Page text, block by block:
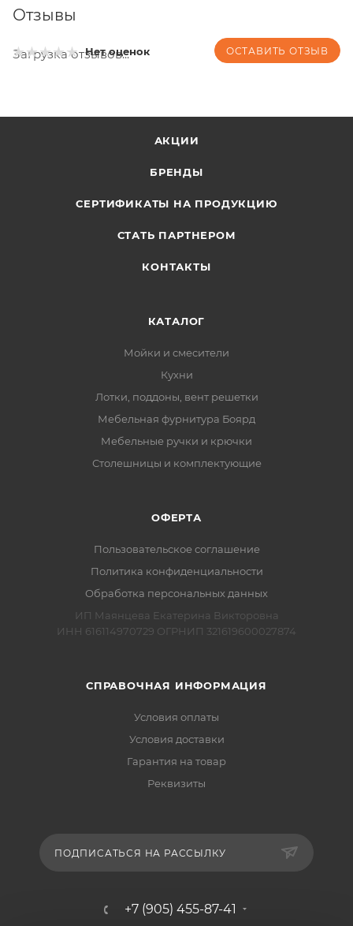
Отзывы
Нет оценок ОСТАВИТЬ ОТЗЫВ
Загрузка отзывов...
АКЦИИ
БРЕНДЫ
СЕРТИФИКАТЫ НА ПРОДУКЦИЮ
СТАТЬ ПАРТНЕРОМ
КОНТАКТЫ
КАТАЛОГ
Мойки и смесители
Кухни
Лотки, поддоны, вент решетки
Мебельная фурнитура Боярд
Мебельные ручки и крючки
Столешницы и комплектующие
ОФЕРТА
Пользовательское соглашение
Политика конфиденциальности
Обработка персональных данных
ИП Маянцева Екатерина Викторовна
ИНН 616114970729 ОГРНИП 321619600027874
СПРАВОЧНАЯ ИНФОРМАЦИЯ
Условия оплаты
Условия доставки
Гарантия на товар
Реквизиты
ПОДПИСАТЬСЯ НА РАССЫЛКУ
+7 (905) 455-87-41